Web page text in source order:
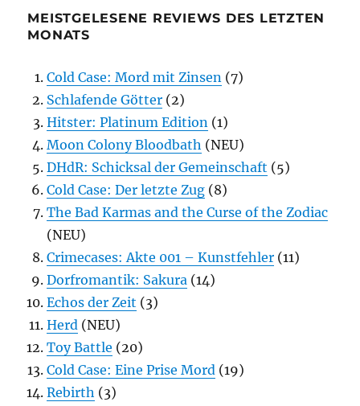
MEISTGELESENE REVIEWS DES LETZTEN
MONATS
Cold Case: Mord mit Zinsen (7)
Schlafende Götter (2)
Hitster: Platinum Edition (1)
Moon Colony Bloodbath (NEU)
DHdR: Schicksal der Gemeinschaft (5)
Cold Case: Der letzte Zug (8)
The Bad Karmas and the Curse of the Zodiac
(NEU)
Crimecases: Akte 001 – Kunstfehler (11)
Dorfromantik: Sakura (14)
Echos der Zeit (3)
Herd (NEU)
Toy Battle (20)
Cold Case: Eine Prise Mord (19)
Rebirth (3)